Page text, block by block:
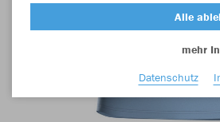
Alle
mehr
Datenschutz